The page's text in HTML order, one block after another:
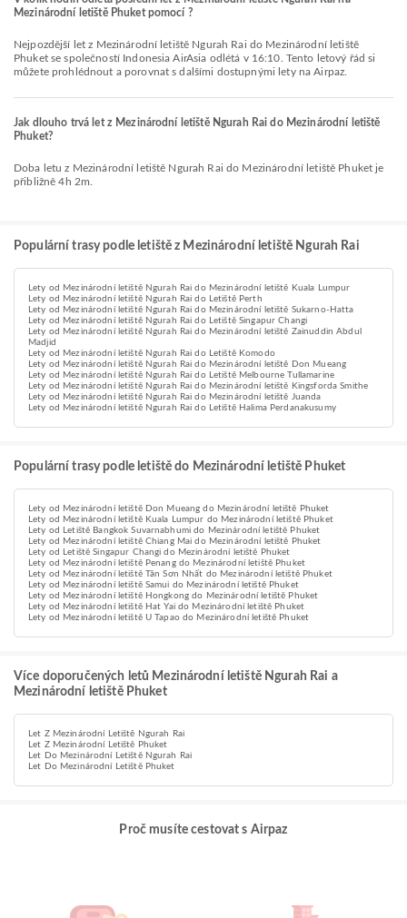
Mezinárodní letiště Phuket pomocí ?
Nejpozdější let z Mezinárodní letiště Ngurah Rai do Mezinárodní letiště
Phuket se společností Indonesia AirAsia odlétá v 16:10. Tento letový řád si
můžete prohlédnout a porovnat s dalšími dostupnými lety na Airpaz.
Jak dlouho trvá let z Mezinárodní letiště Ngurah Rai do Mezinárodní letiště
Phuket?
Doba letu z Mezinárodní letiště Ngurah Rai do Mezinárodní letiště Phuket je
přibližně 4h 2m.
Populární trasy podle letiště z Mezinárodní letiště Ngurah Rai
Lety od Mezinárodní letiště Ngurah Rai do Mezinárodní letiště Kuala Lumpur
Lety od Mezinárodní letiště Ngurah Rai do Letiště Perth
Lety od Mezinárodní letiště Ngurah Rai do Mezinárodní letiště Sukarno-Hatta
Lety od Mezinárodní letiště Ngurah Rai do Letiště Singapur Changi
Lety od Mezinárodní letiště Ngurah Rai do Mezinárodní letiště Zainuddin Abdul
Madjid
Lety od Mezinárodní letiště Ngurah Rai do Letiště Komodo
Lety od Mezinárodní letiště Ngurah Rai do Mezinárodní letiště Don Mueang
Lety od Mezinárodní letiště Ngurah Rai do Letiště Melbourne Tullamarine
Lety od Mezinárodní letiště Ngurah Rai do Mezinárodní letiště Kingsforda Smithe
Lety od Mezinárodní letiště Ngurah Rai do Mezinárodní letiště Juanda
Lety od Mezinárodní letiště Ngurah Rai do Letiště Halima Perdanakusumy
Populární trasy podle letiště do Mezinárodní letiště Phuket
Lety od Mezinárodní letiště Don Mueang do Mezinárodní letiště Phuket
Lety od Mezinárodní letiště Kuala Lumpur do Mezinárodní letiště Phuket
Lety od Letiště Bangkok Suvarnabhumi do Mezinárodní letiště Phuket
Lety od Mezinárodní letiště Chiang Mai do Mezinárodní letiště Phuket
Lety od Letiště Singapur Changi do Mezinárodní letiště Phuket
Lety od Mezinárodní letiště Penang do Mezinárodní letiště Phuket
Lety od Mezinárodní letiště Tân Sơn Nhất do Mezinárodní letiště Phuket
Lety od Mezinárodní letiště Samui do Mezinárodní letiště Phuket
Lety od Mezinárodní letiště Hongkong do Mezinárodní letiště Phuket
Lety od Mezinárodní letiště Hat Yai do Mezinárodní letiště Phuket
Lety od Mezinárodní letiště U Tapao do Mezinárodní letiště Phuket
Více doporučených letů Mezinárodní letiště Ngurah Rai a
Mezinárodní letiště Phuket
Let Z Mezinárodní Letiště Ngurah Rai
Let Z Mezinárodní Letiště Phuket
Let Do Mezinárodní Letiště Ngurah Rai
Let Do Mezinárodní Letiště Phuket
Proč musíte cestovat s Airpaz